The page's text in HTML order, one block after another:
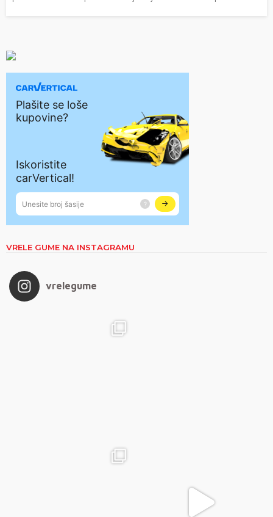
VRELE GUME NA INSTAGRAMU
vrelegume